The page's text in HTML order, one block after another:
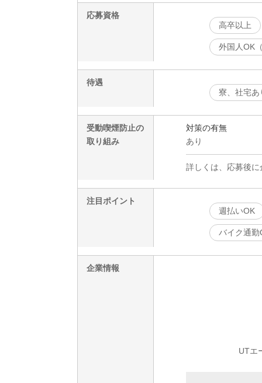
応募資格
高卒以上
外国人OK
待遇
寮、社宅あ
受動喫煙防止の
取り組み
対策の有無
あり
詳しくは、応募後
注目ポイント
週払いOK
バイク通勤
企業情報
UTエ